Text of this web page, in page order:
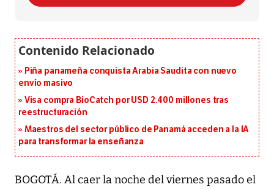
Piña panameña conquista Arabia Saudita con nuevo
envío masivo
Visa compra BioCatch por USD 2.400 millones tras
reestructuración
Maestros del sector público de Panamá acceden a la IA
para transformar la enseñanza
BOGOTÁ. Al caer la noche del viernes pasado el